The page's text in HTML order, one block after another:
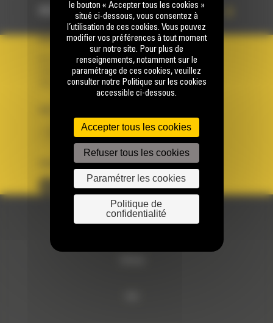
ACCÈS RAPIDES
VOTRE COMPTE
Se connecter
Créer un compte
Votre avez besoin d'assistance avec votre compte ?
BM FRANCE
SUIVEZ-NOUS
© 2024 Bergerat-Monnoyeur
le bouton « Accepter tous les cookies »
situé ci-dessous, vous consentez à
l’utilisation de ces cookies. Vous pouvez
modifier vos préférences à tout moment
sur notre site. Pour plus de
renseignements, notamment sur le
paramétrage de ces cookies, veuillez
consulter notre Politique sur les cookies
accessible ci-dessous.
Accepter tous les cookies
Refuser tous les cookies
Paramétrer les cookies
Politique de
confidentialité